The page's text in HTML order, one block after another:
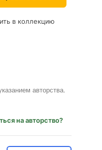
в коллекцию
авторства.
на авторство?